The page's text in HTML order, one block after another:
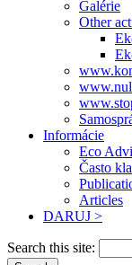
Galérie
Other
Informácie
Eco
Často
Articles
DARUJ >
Search this site: